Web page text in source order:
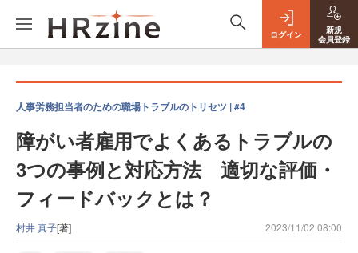
ログイン
新規
会員登録
人事労務担当者のための職場トラブルのトリセツ | #4
障がい者雇用でよくあるトラブルの
3つの事例と対応方法 適切な評価・
フィードバックとは？
村井 真子[著] 2023/11/02 08:00